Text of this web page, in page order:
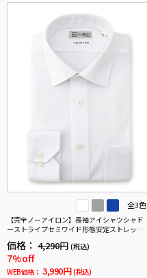
全3色
【完全ノーアイロン】長袖アイシャツシャド
ーストライプセミワイド形態安定ストレッチ
吸汗速乾ワイシャツ通年
価格： 4,290円 (税込)
7%off
WEB価格： 3,990円 (税込)